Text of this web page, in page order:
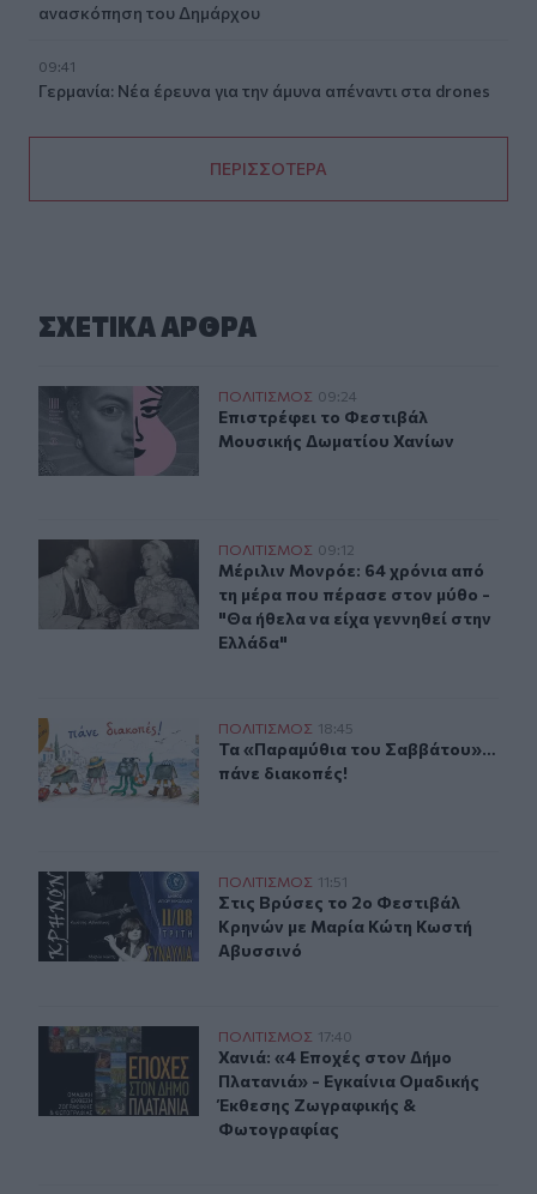
ανασκόπηση του Δημάρχου
09:41
Γερμανία: Νέα έρευνα για την άμυνα απέναντι στα drones
ΠΕΡΙΣΣΟΤΕΡΑ
ΣΧΕΤΙΚA AΡΘΡΑ
Επιστρέφει το Φεστιβάλ Μουσικής Δωματίου Χανίων
ΠΟΛΙΤΙΣΜΟΣ 09:24
Επιστρέφει το Φεστιβάλ
Επιστρέφει το Φεστιβάλ
Μουσικής Δωματίου Χανίων
Μέριλιν Μονρόε: 64 χρόνια από τη μέρα που πέρασε
ΠΟΛΙΤΙΣΜΟΣ 09:12
Μέριλιν Μονρόε: 64 χρόνια από τη
Μέριλιν Μονρόε: 64 χρόνια από
τη μέρα που πέρασε στον μύθο -
"Θα ήθελα να είχα γεννηθεί στην
Ελλάδα"
Τα «Παραμύθια του Σαββάτου»… πάνε διακοπές!
ΠΟΛΙΤΙΣΜΟΣ 18:45
Τα «Παραμύθια του Σαββάτου»…
Τα «Παραμύθια του Σαββάτου»…
πάνε διακοπές!
Στις Βρύσες το 2ο Φεστιβάλ Κρηνών με Μαρία Κώτη
ΠΟΛΙΤΙΣΜΟΣ 11:51
Στις Βρύσες το 2ο Φεστιβάλ
Στις Βρύσες το 2ο Φεστιβάλ
Κρηνών με Μαρία Κώτη Κωστή
Αβυσσινό
Χανιά: «4 Εποχές στον Δήμο Πλατανιά» - Εγκαίνια
ΠΟΛΙΤΙΣΜΟΣ 17:40
Χανιά: «4 Εποχές στον Δήμο
Χανιά: «4 Εποχές στον Δήμο
Πλατανιά» - Εγκαίνια Ομαδικής
Έκθεσης Ζωγραφικής &
Φωτογραφίας